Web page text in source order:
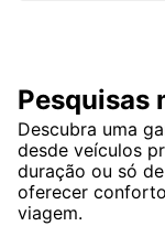
Pesquisas
Descubra uma
desde veículos
duração ou só
oferecer
viagem.